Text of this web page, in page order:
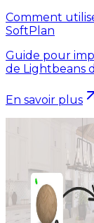
Comment
SoftPlan
Guide pour
de Lightbeans
En savoir plus